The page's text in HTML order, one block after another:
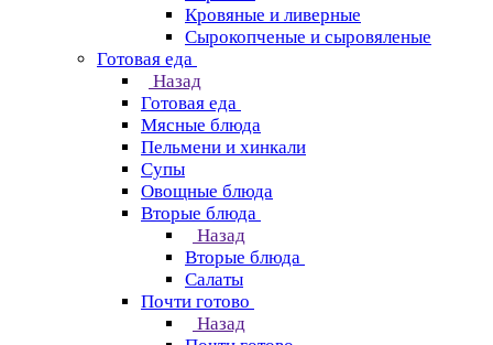
Кровяные и ливерные
Сырокопченые и сыровяленые
Готовая еда
Назад
Готовая еда
Мясные блюда
Пельмени и хинкали
Супы
Овощные блюда
Вторые блюда
Назад
Вторые блюда
Салаты
Почти готово
Назад